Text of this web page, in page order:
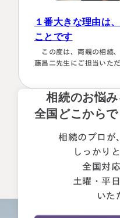
１番大きな理由は
ことです
この度は、両親の相続
藤昌二先生にご担当いた
ュートラルでした。 ②丁寧なご対応とわかりやすい説明で
した。 素人がわかりや
えて下さいました。 ③お人柄と同様に、専門家として全面
相続のお悩み
全国どこからで
相続のプロが
しっかり
全国対
土曜・平
いた